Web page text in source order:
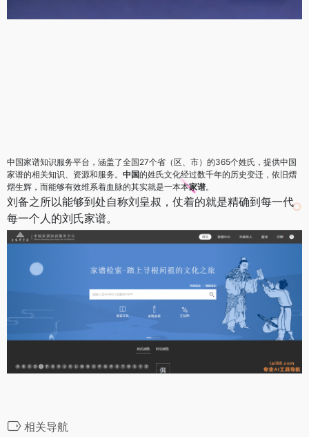
中国家谱知识服务平台，涵盖了全国27个省（区、市）的365个姓氏，提供中国
家谱的相关知识、资源和服务。 中国的姓氏文化经过数千年的历史变迁，依旧熠
熠生辉，而能够有效维系着血脉的其实就是一本本家谱。
刘备之所以能够到处自称刘皇叔，仗着的就是精确到每一代
每一个人的刘氏家谱。
相关导航